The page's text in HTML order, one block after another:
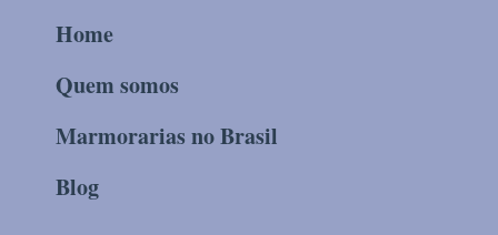
Home
Quem somos
Marmorarias no Brasil
Blog